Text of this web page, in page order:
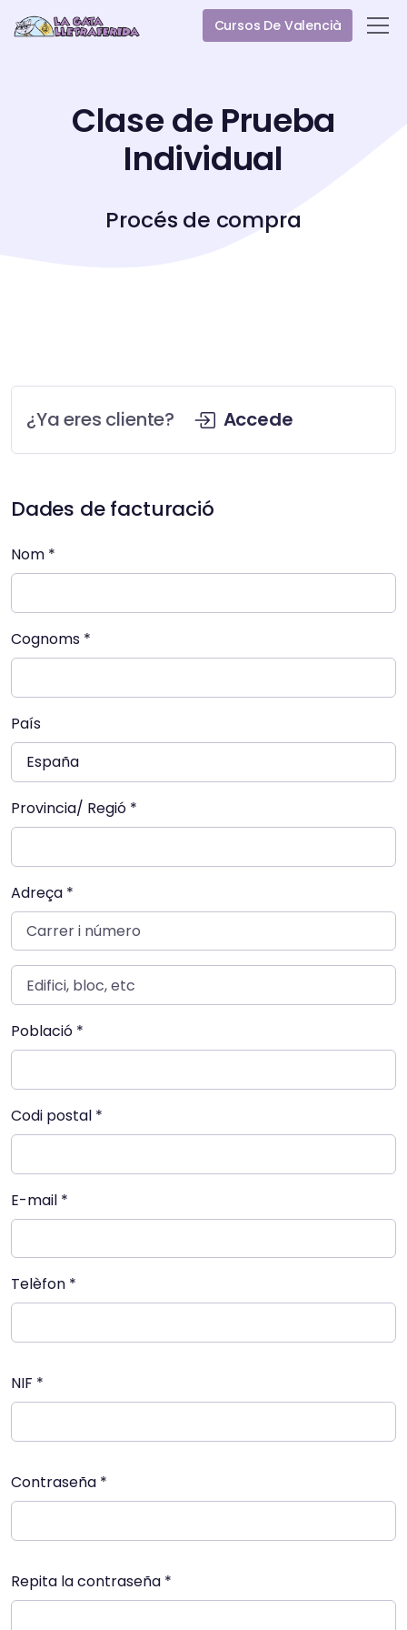
Cursos De Valencià
Clase de Prueba
Individual
Procés de compra
¿Ya eres cliente? Accede
Dades de facturació
Nom *
Cognoms *
País
Provincia/ Regió *
Adreça *
Població *
Codi postal *
E-mail *
Telèfon *
NIF *
Contraseña *
Repita la contraseña *